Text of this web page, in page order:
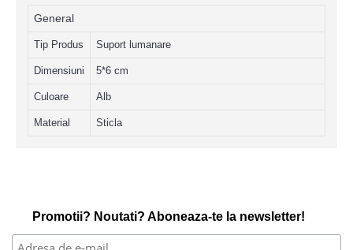
General
Tip Produs Suport lumanare
Dimensiuni 5*6 cm
Culoare Alb
Material Sticla
Promotii? Noutati? Aboneaza-te la newsletter!